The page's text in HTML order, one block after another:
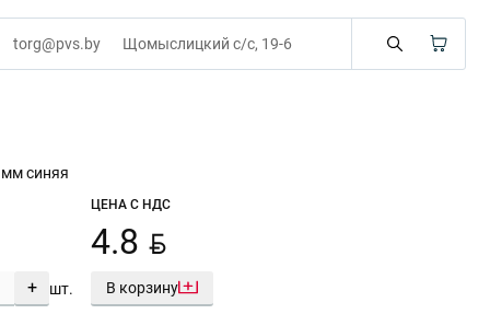
torg@pvs.by Щомыслицкий с/с, 19-6
синяя
+ шт.
ЦЕНА С НДС
4.8 BYN
В корзину